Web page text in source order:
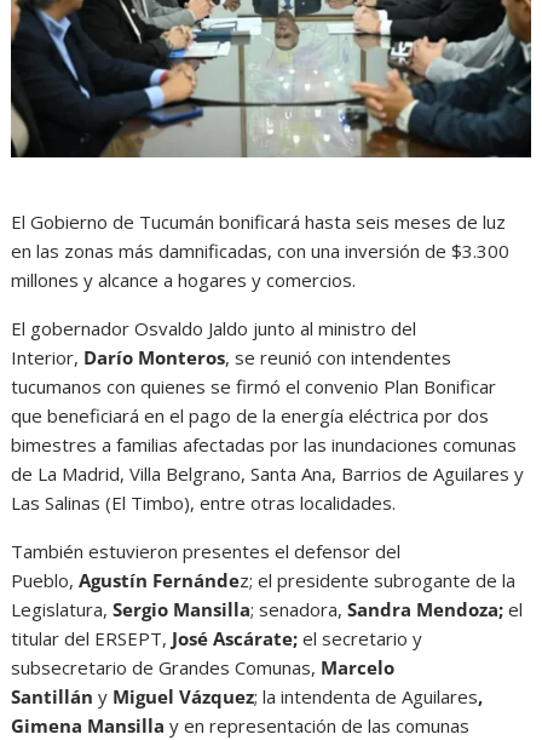
El Gobierno de Tucumán bonificará hasta seis meses de luz
en las zonas más damnificadas, con una inversión de $3.300
millones y alcance a hogares y comercios.
El gobernador Osvaldo Jaldo junto al ministro del
Interior, Darío Monteros, se reunió con intendentes
tucumanos con quienes se firmó el convenio Plan Bonificar
que beneficiará en el pago de la energía eléctrica por dos
bimestres a familias afectadas por las inundaciones comunas
de La Madrid, Villa Belgrano, Santa Ana, Barrios de Aguilares y
Las Salinas (El Timbo), entre otras localidades.
También estuvieron presentes el defensor del
Pueblo,Agustín Fernández; el presidente subrogante de la
Legislatura,Sergio Mansilla; senadora,Sandra Mendoza; el
titular del ERSEPT, José Ascárate; el secretario y
subsecretario de Grandes Comunas, Marcelo
Santillán y Miguel Vázquez; la intendenta de Aguilares,
Gimena Mansilla y en representación de las comunas